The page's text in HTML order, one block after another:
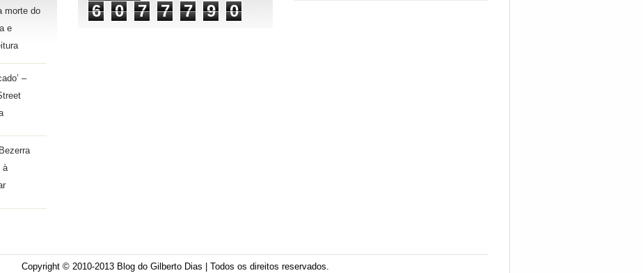
morte do
e
–
à
6 0 7 7 7 9 0
Copyright © 2010-2013 Blog do Gilberto Dias | Todos os direitos reservados.